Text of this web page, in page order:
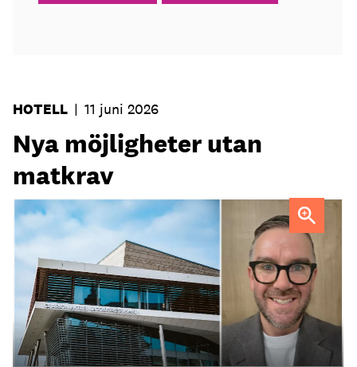
HOTELL | 11 juni 2026
Nya möjligheter utan
matkrav
Tobias Lillrud